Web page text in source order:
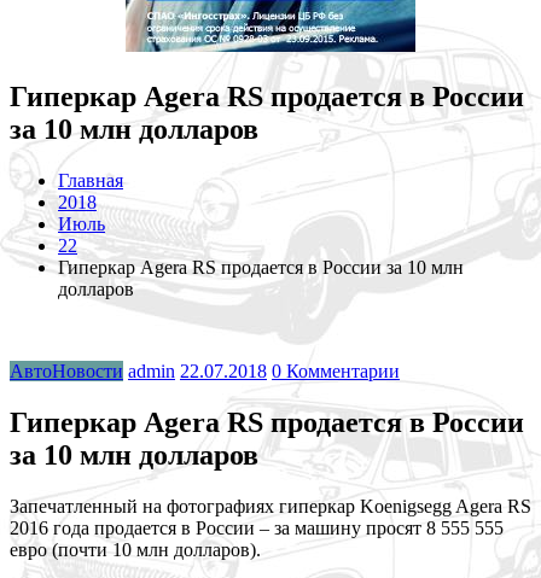
Гиперкар Agera RS продается в России
за 10 млн долларов
Главная
2018
Июль
22
Гиперкар Agera RS продается в России за 10 млн
долларов
АвтоНовости admin 22.07.2018 0 Комментарии
Гиперкар Agera RS продается в России
за 10 млн долларов
Запечатленный на фотографиях гиперкар Koenigsegg Agera RS
2016 года продается в России – за машину просят 8 555 555
евро (почти 10 млн долларов).